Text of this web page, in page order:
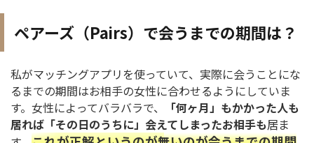
ペアーズ（Pairs）で会うまでの期間は？
私がマッチングアプリを使っていて、実際に会うことにな
るまでの期間はお相手の女性に合わせるようにしていま
す。女性によってバラバラで、
「何ヶ月」もかかった人も
居れば「その日のうちに」会えてしまったお相手も居ま